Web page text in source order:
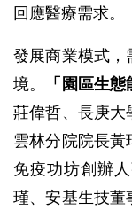
回應醫療需求。
發展商業模式，
境。
「園區生態
莊偉哲、長庚大
雲林分院院長黃
免疫功坊創辦
瑾、安基生技董